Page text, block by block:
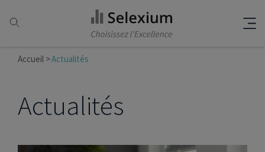
Accueil Actualités
Actualités